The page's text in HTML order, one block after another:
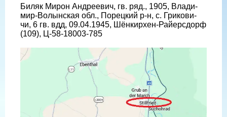
Биляк Мирон Андреевич, гв. ряд., 1905, Влади-
мир-Волынская обл., Порецкий р-н, с. Грикови-
чи, 6 гв. вдд, 09.04.1945, Шёнкирхен-Райерсдорф
(109), Ц-58-18003-785